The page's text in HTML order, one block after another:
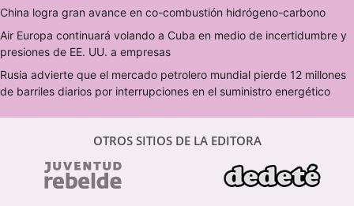
China logra gran avance en co-combustión hidrógeno-carbono
Air Europa continuará volando a Cuba en medio de incertidumbre y
presiones de EE. UU. a empresas
Rusia advierte que el mercado petrolero mundial pierde 12 millones
de barriles diarios por interrupciones en el suministro energético
OTROS SITIOS DE LA EDITORA